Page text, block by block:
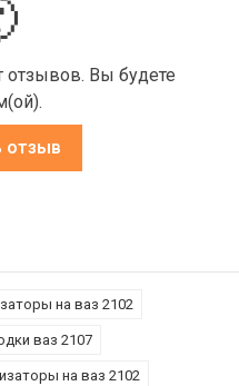
отзывов. Вы будете
отзыв
на ваз 2102
ваз 2107
на ваз 2102